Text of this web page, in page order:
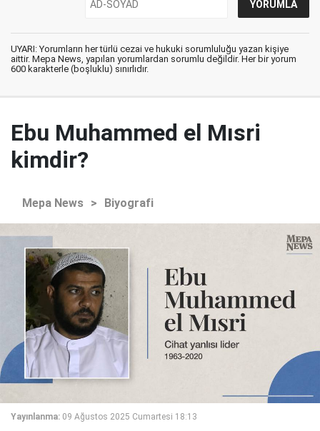
UYARI: Yorumların her türlü cezai ve hukuki sorumluluğu yazan kişiye
aittir. Mepa News, yapılan yorumlardan sorumlu değildir. Her bir yorum
600 karakterle (boşluklu) sınırlıdır.
Ebu Muhammed el Mısri
kimdir?
Mepa News > Biyografi
Yayınlanma: 09 Ağustos 2025 Cumartesi 18:13